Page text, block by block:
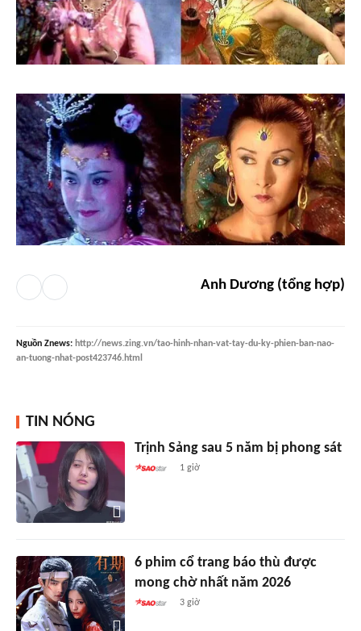
Anh Dương (tổng hợp)
Nguồn Znews: http://news.zing.vn/tao-hinh-nhan-vat-tay-du-ky-phien-ban-nao-
an-tuong-nhat-post423746.html
TIN NÓNG
Trịnh Sảng sau 5 năm bị phong sát
1 giờ
6 phim cổ trang báo thù được
mong chờ nhất năm 2026
3 giờ